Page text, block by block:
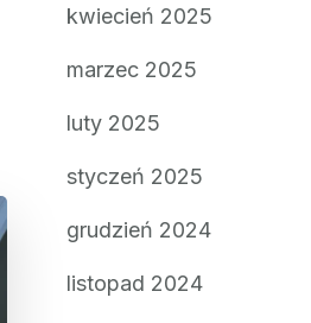
kwiecień 2025
marzec 2025
luty 2025
styczeń 2025
grudzień 2024
listopad 2024